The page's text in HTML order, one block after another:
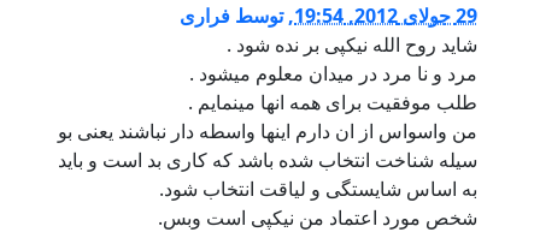
29 جولای 2012, 19:54 ,توسط فراری
شاید روح الله نیکپی بر نده شود .
مرد و نا مرد در میدان معلوم میشود .
طلب موفقیت برای همه انها مینمایم .
من واسواس از ان دارم اینها واسطه دار نباشند یعنی بو
سیله شناخت انتخاب شده باشد که کاری بد است و باید
به اساس شایستگی و لیاقت انتخاب شود.
شخص مورد اعتماد من نیکپی است وبس.